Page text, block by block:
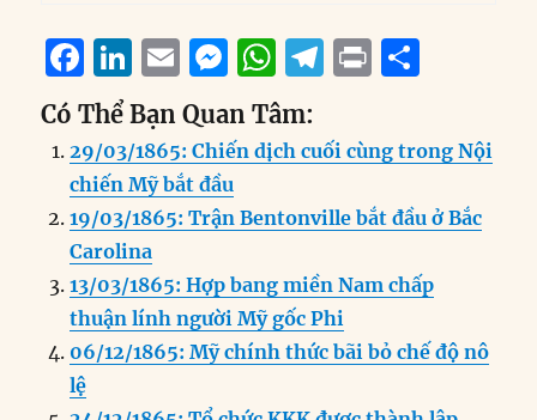
F
a
c
e
b
o
o
k
Li
n
k
e
d
I
n
E
m
ai
l
M
ss
e
n
er
W
h
at
s
A
p
T
e
g
r
m
P
t
re
Có Thể Bạn Quan Tâm:
29/03/1865: Chiến dịch cuối cùng trong Nội
chiến Mỹ bắt đầu
19/03/1865: Trận Bentonville bắt đầu ở Bắc
Carolina
13/03/1865: Hợp bang miền Nam chấp
thuận lính người Mỹ gốc Phi
06/12/1865: Mỹ chính thức bãi bỏ chế độ nô
lệ